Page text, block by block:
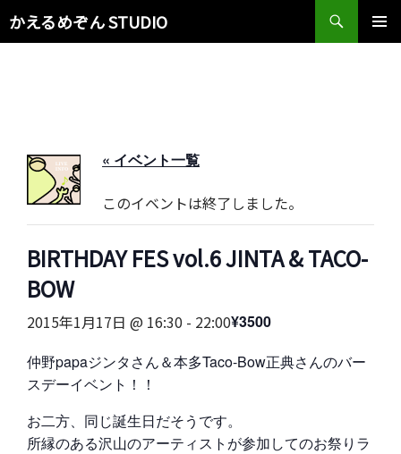
かえるめぞん STUDIO
検
索
« イベント一覧
このイベントは終了しました。
BIRTHDAY FES vol.6 JINTA & TACO-
BOW
2015年1月17日 @ 16:30 - 22:00¥3500
仲野papaジンタさん＆本多Taco-Bow正典さんのバー
スデーイベント！！
お二方、同じ誕生日だそうです。
所縁のある沢山のアーティストが参加してのお祭りラ